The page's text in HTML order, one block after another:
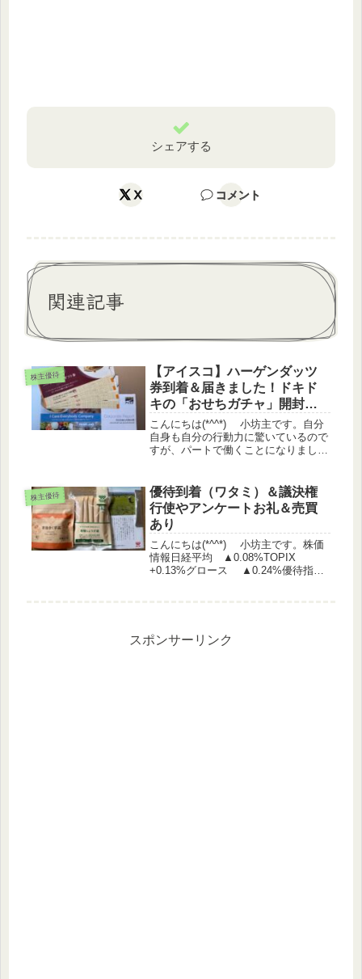
シェアする
X コメント
関連記事
株主優待
【アイスコ】ハーゲンダッツ
券到着＆届きました！ドキド
キの「おせちガチャ」開封レ
ポート
こんにちは(*^^*) 小坊主です。自分
自身も自分の行動力に驚いているので
すが、パートで働くことになりまし
しまうかもしれません。どうか生暖か
～く見守っていただけますと幸い...
株主優待
優待到着（ワタミ）＆議決権
行使やアンケートお礼＆売買
あり
こんにちは(*^^*) 小坊主です。株価
情報日経平均 ▲0.08%TOPIX
+0.13%グロース ▲0.24%優待指
スポンサーリンク